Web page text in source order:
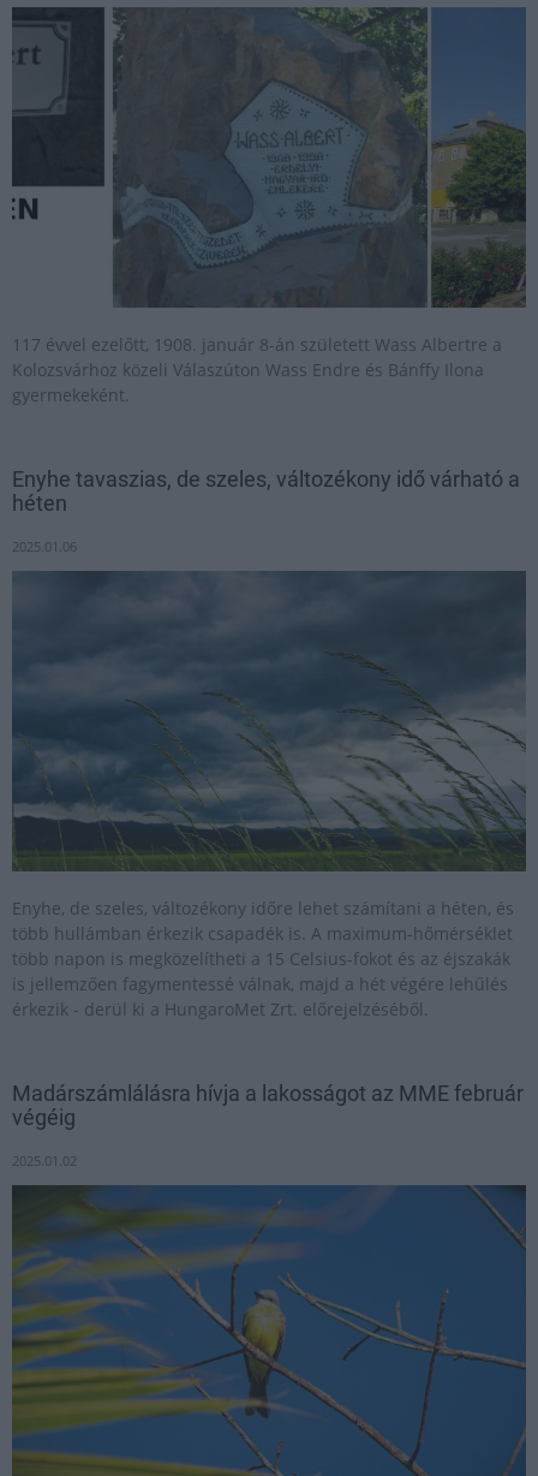
117 évvel ezelőtt, 1908. január 8-án született Wass Albertre a
Kolozsvárhoz közeli Válaszúton Wass Endre és Bánffy Ilona
gyermekeként.
Enyhe tavaszias, de szeles, változékony idő várható a
héten
2025.01.06
Enyhe, de szeles, változékony időre lehet számítani a héten, és
több hullámban érkezik csapadék is. A maximum-hőmérséklet
több napon is megközelítheti a 15 Celsius-fokot és az éjszakák
is jellemzően fagymentessé válnak, majd a hét végére lehűlés
érkezik - derül ki a HungaroMet Zrt. előrejelzéséből.
Madárszámlálásra hívja a lakosságot az MME február
végéig
2025.01.02